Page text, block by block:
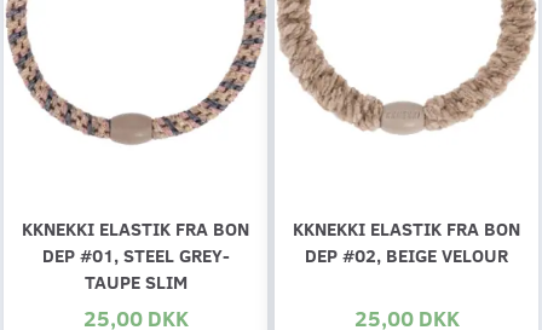
KKNEKKI ELASTIK FRA BON
DEP #01, STEEL GREY-
TAUPE SLIM
25,00 DKK
KKNEKKI ELASTIK FRA BON
DEP #02, BEIGE VELOUR
25,00 DKK